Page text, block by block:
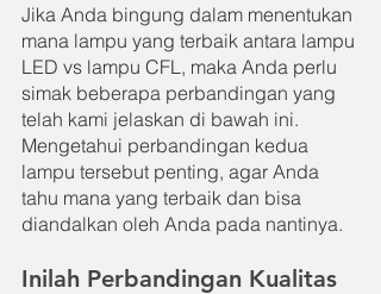
Jika Anda bingung dalam menentukan
mana lampu yang terbaik antara lampu
LED vs lampu CFL, maka Anda perlu
simak beberapa perbandingan yang
telah kami jelaskan di bawah ini.
Mengetahui perbandingan kedua
lampu tersebut penting, agar Anda
tahu mana yang terbaik dan bisa
diandalkan oleh Anda pada nantinya.
Inilah Perbandingan Kualitas